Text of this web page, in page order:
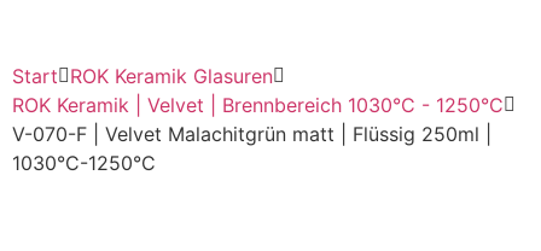
Start ROK Keramik Glasuren
ROK Keramik | Velvet | Brennbereich 1030°C - 1250°C
V-070-F | Velvet Malachitgrün matt | Flüssig 250ml |
1030°C-1250°C